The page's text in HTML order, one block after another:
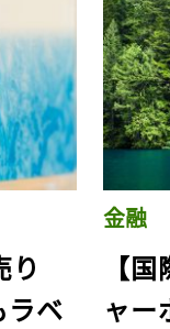
り
ラベ
金融
【
ャー